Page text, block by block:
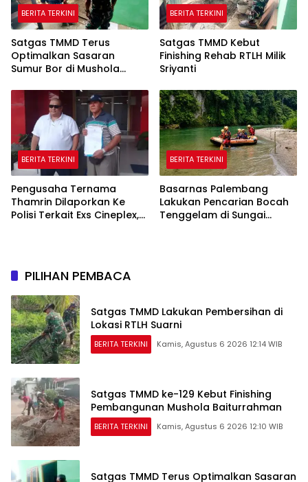
BERITA TERKINI
Satgas TMMD Terus
Optimalkan Sasaran
Sumur Bor di Mushola
BERITA TERKINI
Satgas TMMD Kebut
Finishing Rehab RTLH Milik
Sriyanti
BERITA TERKINI
Pengusaha Ternama
Thamrin Dilaporkan Ke
Polisi Terkait Exs Cineplex,
BERITA TERKINI
Basarnas Palembang
Lakukan Pencarian Bocah
Tenggelam di Sungai
PILIHAN PEMBACA
Satgas TMMD Lakukan Pembersihan di
Lokasi RTLH Suarni
BERITA TERKINI Kamis, Agustus 6 2026 12:14 WIB
Satgas TMMD ke-129 Kebut Finishing
Pembangunan Mushola Baiturrahman
BERITA TERKINI Kamis, Agustus 6 2026 12:10 WIB
Satgas TMMD Terus Optimalkan Sasaran